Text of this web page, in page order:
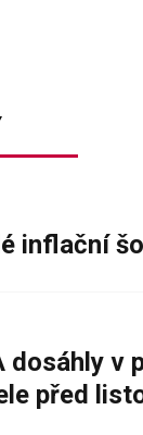
inflační
dosáhly
před